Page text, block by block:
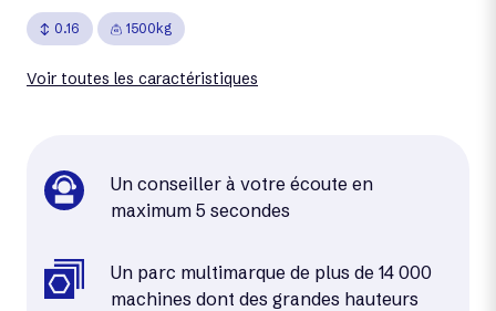
0.16 1500kg
Voir toutes les caractéristiques
Un conseiller à votre écoute en
maximum 5 secondes
Un parc multimarque de plus de 14 000
machines dont des grandes hauteurs